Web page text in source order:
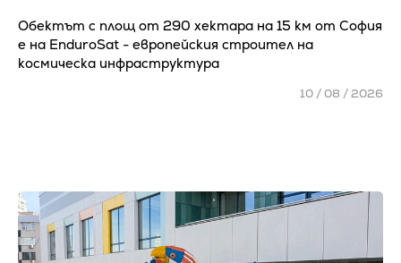
Обектът с площ от 290 хектара на 15 км от София
е на EnduroSat - европейския строител на
космическа инфраструктура
10 / 08 / 2026